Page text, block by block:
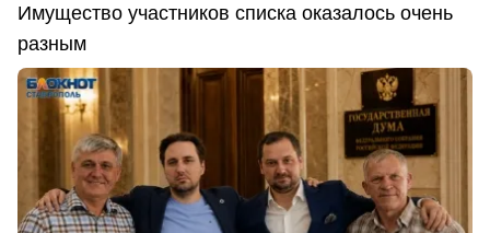
Имущество участников списка оказалось очень
разным